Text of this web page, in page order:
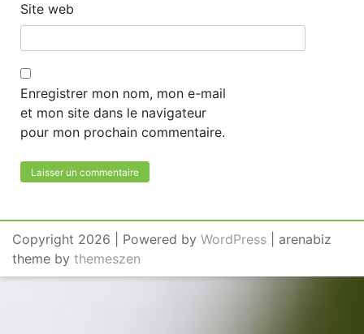
Site web
Enregistrer mon nom, mon e-mail
et mon site dans le navigateur
pour mon prochain commentaire.
Copyright 2026 | Powered by WordPress | arenabiz
theme by themeszen